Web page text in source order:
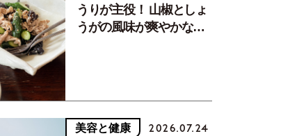
うりが主役！ 山椒としょ
うがの風味が爽やかな、
美容と健康 2026.07.24